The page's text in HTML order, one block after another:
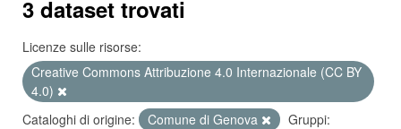
3 dataset trovati
Licenze sulle risorse:
Creative Commons Attribuzione 4.0 Internazionale (CC BY
4.0)
Cataloghi di origine:
Comune di Genova
Gruppi: